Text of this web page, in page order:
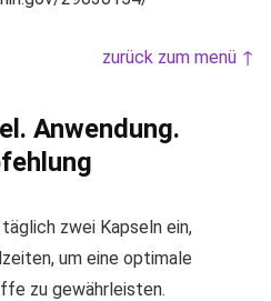
zurück zum menü ↑
Anwendung.
zwei Kapseln ein,
um eine optimale
zu gewährleisten.